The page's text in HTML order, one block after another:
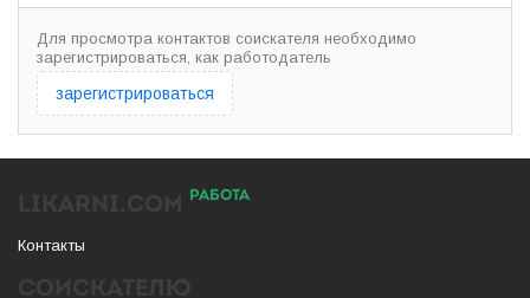
Для просмотра контактов соискателя необходимо
зарегистрироваться, как работодатель
зарегистрироваться
РАБОТА
Контакты